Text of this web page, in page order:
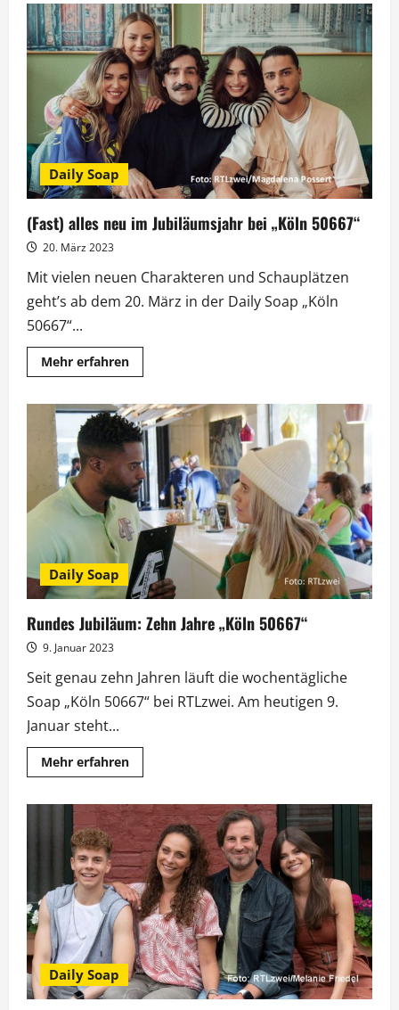
und
Deutsche
Krebshilfe
kooperieren
bei
„Köln
50667“
Daily Soap
(Fast) alles neu im Jubiläumsjahr bei „Köln 50667“
20. März 2023
Mit vielen neuen Charakteren und Schauplätzen
geht’s ab dem 20. März in der Daily Soap „Köln
50667“...
Mehr erfahrenMehr
Informationen
alles
neu
im
Jubiläumsjahr
bei
„Köln
50667“
Daily Soap
Rundes Jubiläum: Zehn Jahre „Köln 50667“
9. Januar 2023
Seit genau zehn Jahren läuft die wochentägliche
Soap „Köln 50667“ bei RTLzwei. Am heutigen 9.
Januar steht...
Mehr erfahrenMehr
Informationen
Jubiläum:
Zehn
Jahre
„Köln
50667“
Daily Soap